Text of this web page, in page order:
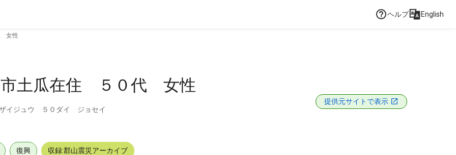
ヘルプ English
女性
市土瓜在住 ５０代 女性
ザイジュウ ５０ダイ ジョセイ
提供元サイトで表示
復興 収録:郡山震災アーカイブ